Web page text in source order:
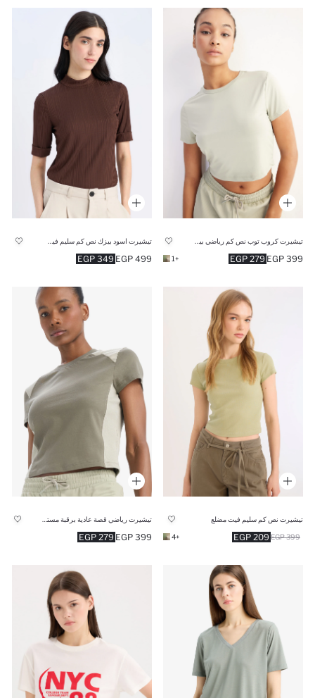
279 EGP 399 EGP
+1
349 EGP 499 EGP
تيشيرت نص كم سليم فيت مضلع
209 EGP 399 EGP
+4
279 EGP 399 EGP